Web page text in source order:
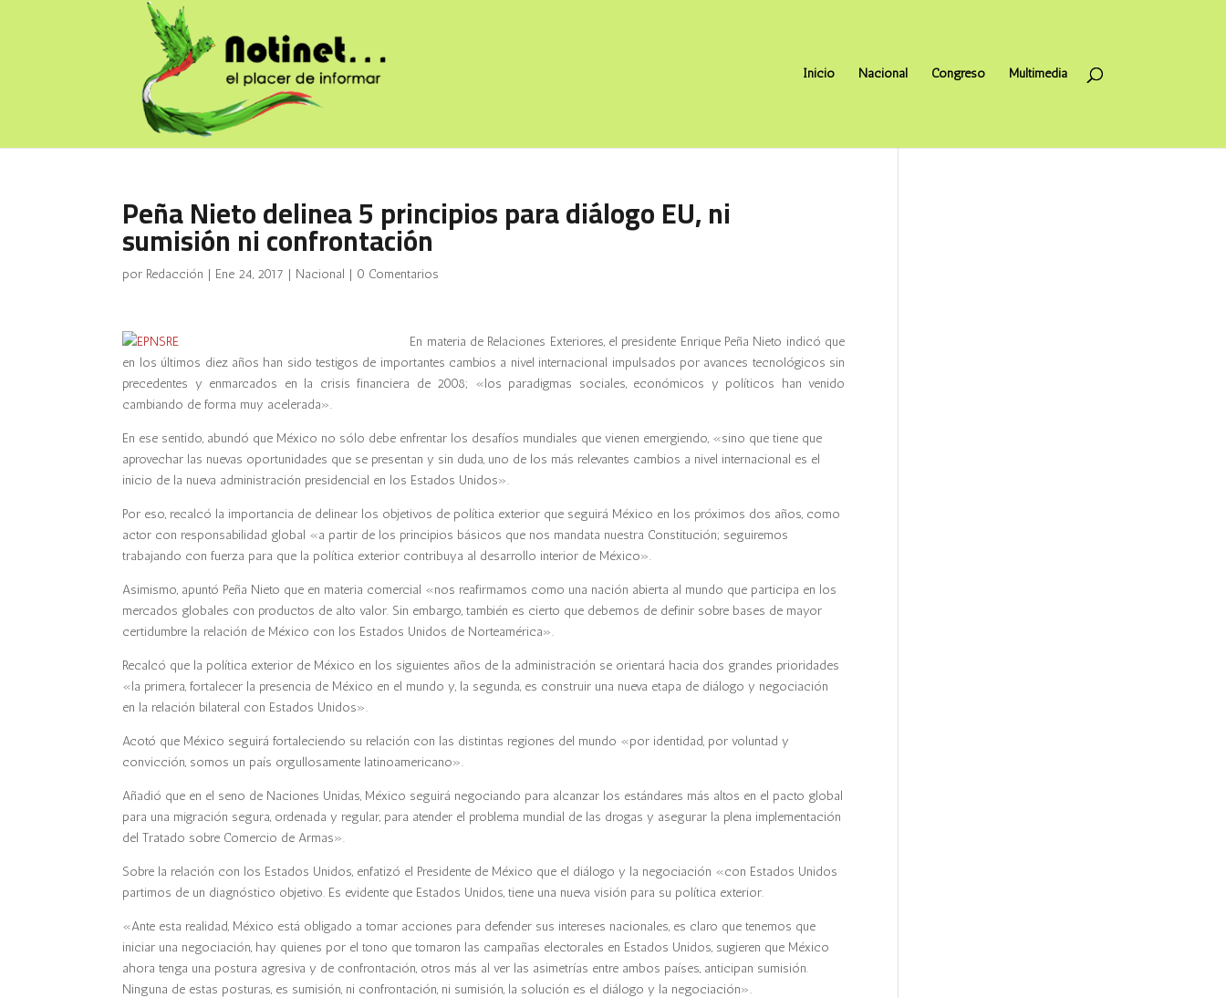
Inicio Nacional Congreso Multimedia
Peña Nieto delinea 5 principios para diálogo EU, ni
sumisión ni confrontación
por Redacción | Ene 24, 2017 | Nacional | 0 Comentarios
En materia de Relaciones Exteriores, el presidente Enrique Peña Nieto indicó que
en los últimos diez años han sido testigos de importantes cambios a nivel internacional impulsados por avances tecnológicos sin
precedentes y enmarcados en la crisis financiera de 2008; «los paradigmas sociales, económicos y políticos han venido
cambiando de forma muy acelerada».
En ese sentido, abundó que México no sólo debe enfrentar los desafíos mundiales que vienen emergiendo, «sino que tiene que
aprovechar las nuevas oportunidades que se presentan y sin duda, uno de los más relevantes cambios a nivel internacional es el
inicio de la nueva administración presidencial en los Estados Unidos».
Por eso, recalcó la importancia de delinear los objetivos de política exterior que seguirá México en los próximos dos años, como
actor con responsabilidad global «a partir de los principios básicos que nos mandata nuestra Constitución; seguiremos
trabajando con fuerza para que la política exterior contribuya al desarrollo interior de México».
Asimismo, apuntó Peña Nieto que en materia comercial «nos reafirmamos como una nación abierta al mundo que participa en los
mercados globales con productos de alto valor. Sin embargo, también es cierto que debemos de definir sobre bases de mayor
certidumbre la relación de México con los Estados Unidos de Norteamérica».
Recalcó que la política exterior de México en los siguientes años de la administración se orientará hacia dos grandes prioridades
«la primera, fortalecer la presencia de México en el mundo y, la segunda, es construir una nueva etapa de diálogo y negociación
en la relación bilateral con Estados Unidos».
Acotó que México seguirá fortaleciendo su relación con las distintas regiones del mundo «por identidad, por voluntad y
convicción, somos un país orgullosamente latinoamericano».
Añadió que en el seno de Naciones Unidas, México seguirá negociando para alcanzar los estándares más altos en el pacto global
para una migración segura, ordenada y regular, para atender el problema mundial de las drogas y asegurar la plena implementación
del Tratado sobre Comercio de Armas».
Sobre la relación con los Estados Unidos, enfatizó el Presidente de México que el diálogo y la negociación «con Estados Unidos
partimos de un diagnóstico objetivo. Es evidente que Estados Unidos, tiene una nueva visión para su política exterior.
«Ante esta realidad, México está obligado a tomar acciones para defender sus intereses nacionales, es claro que tenemos que
iniciar una negociación, hay quienes por el tono que tomaron las campañas electorales en Estados Unidos, sugieren que México
ahora tenga una postura agresiva y de confrontación, otros más al ver las asimetrías entre ambos países, anticipan sumisión.
Ninguna de estas posturas, es sumisión, ni confrontación, ni sumisión, la solución es el diálogo y la negociación».